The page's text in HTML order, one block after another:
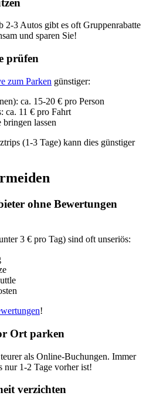
2-3 Autos gibt es oft Gruppenrabatte
und sparen Sie!
prüfen
zum Parken günstiger:
ca. 15-20 € pro Person
ca. 11 € pro Fahrt
lassen
(1-3 Tage) kann dies günstiger
ohne Bewertungen
3 € pro Tag) sind oft unseriös:
!
Ort parken
als Online-Buchungen. Immer
nur 1-2 Tage vorher ist!
verzichten